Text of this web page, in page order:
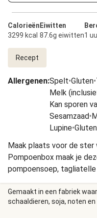
Calorieën
3299 kcal
Eiwitten
87.6g eiwitten1
Recept
Allergenen:Spelt•Gluten•
Melk
Kan sporen
Sesamzaad•
Lupine•Gluten
Maak plaats voor de ster
Pompoenbox maak je
pompoensoep,
appel-perentaart.
aan oranje op tafel!
Gemaakt in een fabriek
schaaldieren, soja, noten